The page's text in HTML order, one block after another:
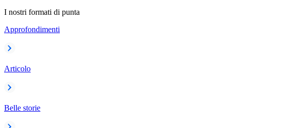
I nostri formati di punta
Approfondimenti
Articolo
Belle storie